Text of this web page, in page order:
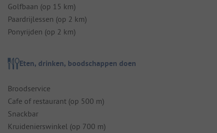
Golfbaan (op 15 km)
Paardrijlessen (op 2 km)
Ponyrijden (op 2 km)
Eten, drinken, boodschappen doen
Broodservice
Cafe of restaurant (op 500 m)
Snackbar
Kruidenierswinkel (op 700 m)